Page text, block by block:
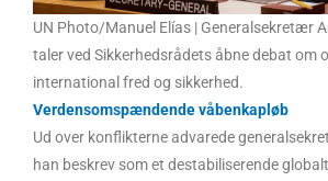
UN Photo/Manuel Elías | Generalsekretær
taler ved Sikkerhedsrådets åbne debat om
international fred og sikkerhed.
Verdensomspændende våbenkapløb
Ud over konflikterne advarede
han beskrev som et destabiliserende